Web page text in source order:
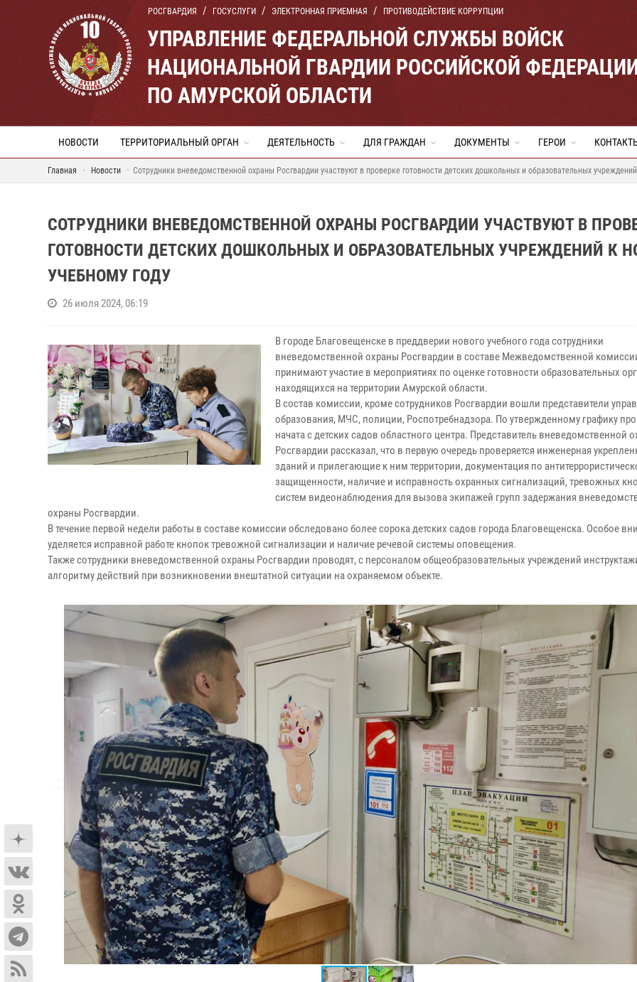
РОСГВАРДИЯ ГОСУСЛУГИ ЭЛЕКТРОННАЯ ПРИЕМНАЯ ПРОТИВОДЕЙСТВИЕ КОРРУПЦИИ
УПРАВЛЕНИЕ ФЕДЕРАЛЬНОЙ СЛУЖБЫ ВОЙСК
НАЦИОНАЛЬНОЙ ГВАРДИИ РОССИЙСКОЙ
ПО АМУРСКОЙ ОБЛАСТИ
НОВОСТИ ТЕРРИТОРИАЛЬНЫЙ ОРГАН ДЕЯТЕЛЬНОСТЬ ДЛЯ ГРАЖДАН ДОКУМЕНТЫ ГЕРОИ
Главная Новости Сотрудники вневедомственной охраны Росгвардии участвуют в проверке готовности детских дошкольных и образовательных
СОТРУДНИКИ ВНЕВЕДОМСТВЕННОЙ ОХРАНЫ РОСГВАРДИИ УЧАСТВУЮТ В
ГОТОВНОСТИ ДЕТСКИХ ДОШКОЛЬНЫХ И ОБРАЗОВАТЕЛЬНЫХ УЧРЕЖДЕНИЙ К
УЧЕБНОМУ ГОДУ
26 июля 2024, 06:19
В городе Благовещенске в преддверии нового учебного года сотрудники
вневедомственной охраны Росгвардии в составе Межведомственной
принимают участие в мероприятиях по оценке готовности образовательных
находящихся на территории Амурской области.
В состав комиссии, кроме сотрудников Росгвардии вошли представители
образования, МЧС, полиции, Роспотребнадзора. По утвержденному графику
начата с детских садов областного центра. Представитель вневедомственной
Росгвардии рассказал, что в первую очередь проверяется инженерная
зданий и прилегающие к ним территории, документация по
защищенности, наличие и исправность охранных сигнализаций, тревожных
систем видеонаблюдения для вызова экипажей групп задержания
охраны Росгвардии.
В течение первой недели работы в составе комиссии обследовано более сорока детских садов города Благовещенска. Особое
уделяется исправной работе кнопок тревожной сигнализации и наличие речевой системы оповещения.
Также сотрудники вневедомственной охраны Росгвардии проводят, с персоналом общеобразовательных учреждений
алгоритму действий при возникновении внештатной ситуации на охраняемом объекте.